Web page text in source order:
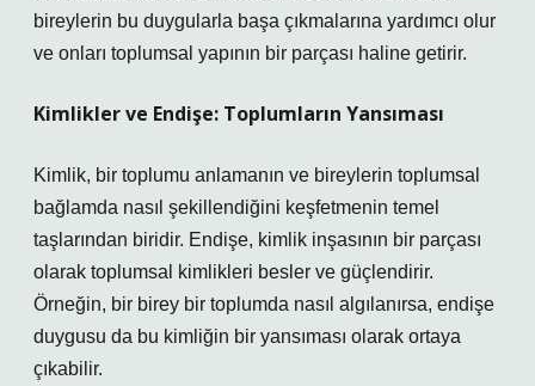
bireylerin bu duygularla başa çıkmalarına yardımcı olur
ve onları toplumsal yapının bir parçası haline getirir.
Kimlikler ve Endişe: Toplumların Yansıması
Kimlik, bir toplumu anlamanın ve bireylerin toplumsal
bağlamda nasıl şekillendiğini keşfetmenin temel
taşlarından biridir. Endişe, kimlik inşasının bir parçası
olarak toplumsal kimlikleri besler ve güçlendirir.
Örneğin, bir birey bir toplumda nasıl algılanırsa, endişe
duygusu da bu kimliğin bir yansıması olarak ortaya
çıkabilir.